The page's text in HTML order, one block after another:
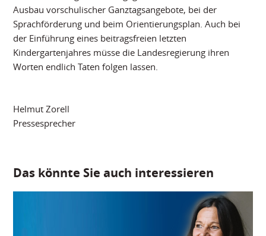
Ausbau vorschulischer Ganztagsangebote, bei der
Sprachförderung und beim Orientierungsplan. Auch bei
der Einführung eines beitragsfreien letzten
Kindergartenjahres müsse die Landesregierung ihren
Worten endlich Taten folgen lassen.
Helmut Zorell
Pressesprecher
Das könnte Sie auch interessieren